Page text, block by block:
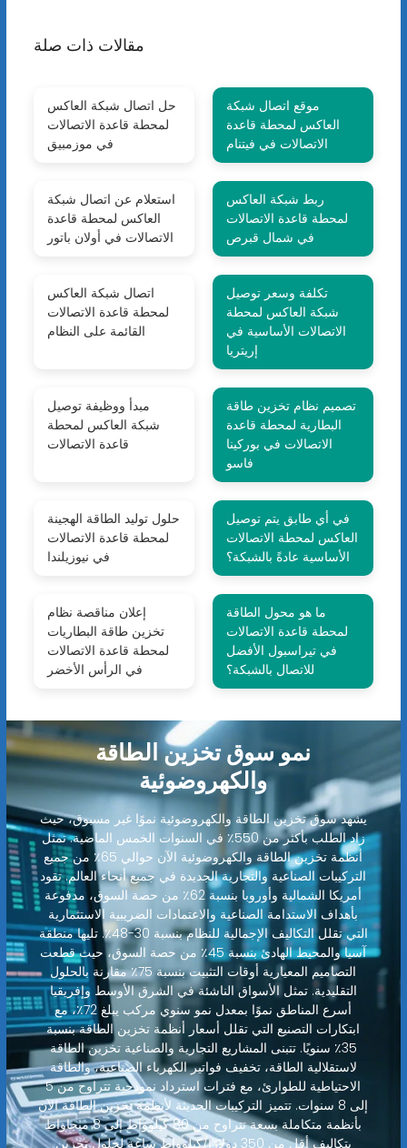
مقالات ذات صلة
حل اتصال شبكة العاكس
لمحطة قاعدة الاتصالات
في موزمبيق
موقع اتصال شبكة
العاكس لمحطة قاعدة
الاتصالات في فيتنام
استعلام عن اتصال شبكة
العاكس لمحطة قاعدة
الاتصالات في أولان باتور
ربط شبكة العاكس
لمحطة قاعدة الاتصالات
في شمال قبرص
اتصال شبكة العاكس
لمحطة قاعدة الاتصالات
القائمة على النظام
تكلفة وسعر توصيل
شبكة العاكس لمحطة
الاتصالات الأساسية في
إريتريا
مبدأ ووظيفة توصيل
شبكة العاكس لمحطة
قاعدة الاتصالات
تصميم نظام تخزين طاقة
البطارية لمحطة قاعدة
الاتصالات في بوركينا
فاسو
حلول توليد الطاقة الهجينة
لمحطة قاعدة الاتصالات
في نيوزيلندا
في أي طابق يتم توصيل
العاكس لمحطة الاتصالات
الأساسية عادةً بالشبكة؟
إعلان مناقصة نظام
تخزين طاقة البطاريات
لمحطة قاعدة الاتصالات
في الرأس الأخضر
ما هو محول الطاقة
لمحطة قاعدة الاتصالات
في تيراسبول الأفضل
للاتصال بالشبكة؟
نمو سوق تخزين الطاقة
والكهروضوئية
يشهد سوق تخزين الطاقة والكهروضوئية نموًا غير مسبوق، حيث
زاد الطلب بأكثر من 550٪ في السنوات الخمس الماضية. تمثل
أنظمة تخزين الطاقة والكهروضوئية الآن حوالي 65٪ من جميع
التركيبات الصناعية والتجارية الجديدة في جميع أنحاء العالم. تقود
أمريكا الشمالية وأوروبا بنسبة 62٪ من حصة السوق، مدفوعة
بأهداف الاستدامة الصناعية والاعتمادات الضريبية الاستثمارية
التي تقلل التكاليف الإجمالية للنظام بنسبة 30-48٪. تليها منطقة
آسيا والمحيط الهادئ بنسبة 45٪ من حصة السوق، حيث قطعت
التصاميم المعيارية أوقات التثبيت بنسبة 75٪ مقارنة بالحلول
التقليدية. تمثل الأسواق الناشئة في الشرق الأوسط وإفريقيا
أسرع المناطق نموًا بمعدل نمو سنوي مركب يبلغ 72٪، مع
ابتكارات التصنيع التي تقلل أسعار أنظمة تخزين الطاقة بنسبة
35٪ سنويًا. تتبنى المشاريع التجارية والصناعية تخزين الطاقة
لاستقلالية الطاقة، تخفيف فواتير الكهرباء الصناعية، والطاقة
الاحتياطية للطوارئ، مع فترات استرداد نموذجية تتراوح من 5
إلى 8 سنوات. تتميز التركيبات الحديثة لأنظمة تخزين الطاقة الآن
بأنظمة متكاملة بسعة تتراوح من 80 كيلوواط إلى 8 ميجاواط
بتكاليف أقل من 350 دولارًا/كيلوواط ساعة لحلول تخزين